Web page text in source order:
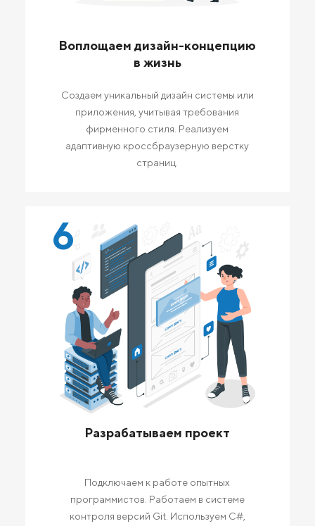
Воплощаем дизайн-концепцию
в жизнь
Создаем уникальный дизайн системы или
приложения, учитывая требования
фирменного стиля. Реализуем
адаптивную кроссбраузерную верстку
страниц.
6
Разрабатываем проект
Подключаем к работе опытных
программистов. Работаем в системе
контроля версий Git. Используем C#,